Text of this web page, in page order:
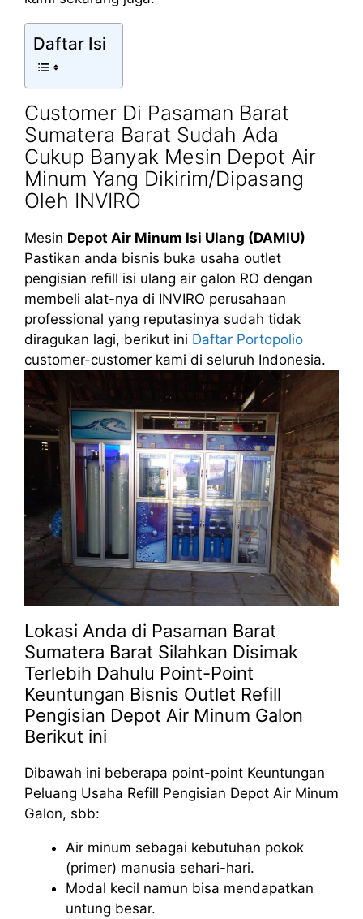
Daftar Isi
Customer Di Pasaman Barat
Sumatera Barat Sudah Ada
Cukup Banyak Mesin Depot Air
Minum Yang Dikirim/Dipasang
Oleh INVIRO
Mesin Depot Air Minum Isi Ulang (DAMIU)
Pastikan anda bisnis buka usaha outlet
pengisian refill isi ulang air galon RO dengan
membeli alat-nya di INVIRO perusahaan
professional yang reputasinya sudah tidak
diragukan lagi, berikut ini Daftar Portopolio
customer-customer kami di seluruh Indonesia.
Lokasi Anda di Pasaman Barat
Sumatera Barat Silahkan Disimak
Terlebih Dahulu Point-Point
Keuntungan Bisnis Outlet Refill
Pengisian Depot Air Minum Galon
Berikut ini
Dibawah ini beberapa point-point Keuntungan
Peluang Usaha Refill Pengisian Depot Air Minum
Galon, sbb:
Air minum sebagai kebutuhan pokok
(primer) manusia sehari-hari.
Modal kecil namun bisa mendapatkan
untung besar.